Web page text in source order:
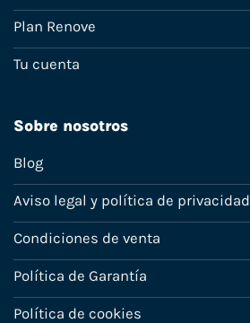
Plan Renove
Tu cuenta
Sobre nosotros
Blog
Aviso legal y política de privacidad
Condiciones de venta
Política de Garantía
Política de cookies